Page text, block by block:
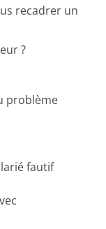
recadrer un
?
problème
fautif